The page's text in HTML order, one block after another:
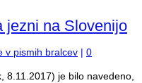
jezni na Slovenijo
v pismih bralcev | 0
8.11.2017) je bilo navedeno,